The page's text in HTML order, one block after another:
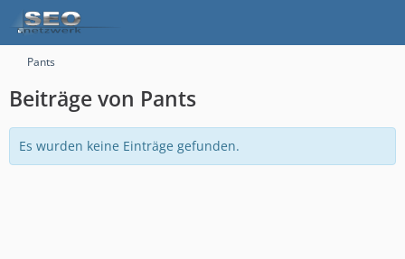
Pants
Beiträge von Pants
Es wurden keine Einträge gefunden.